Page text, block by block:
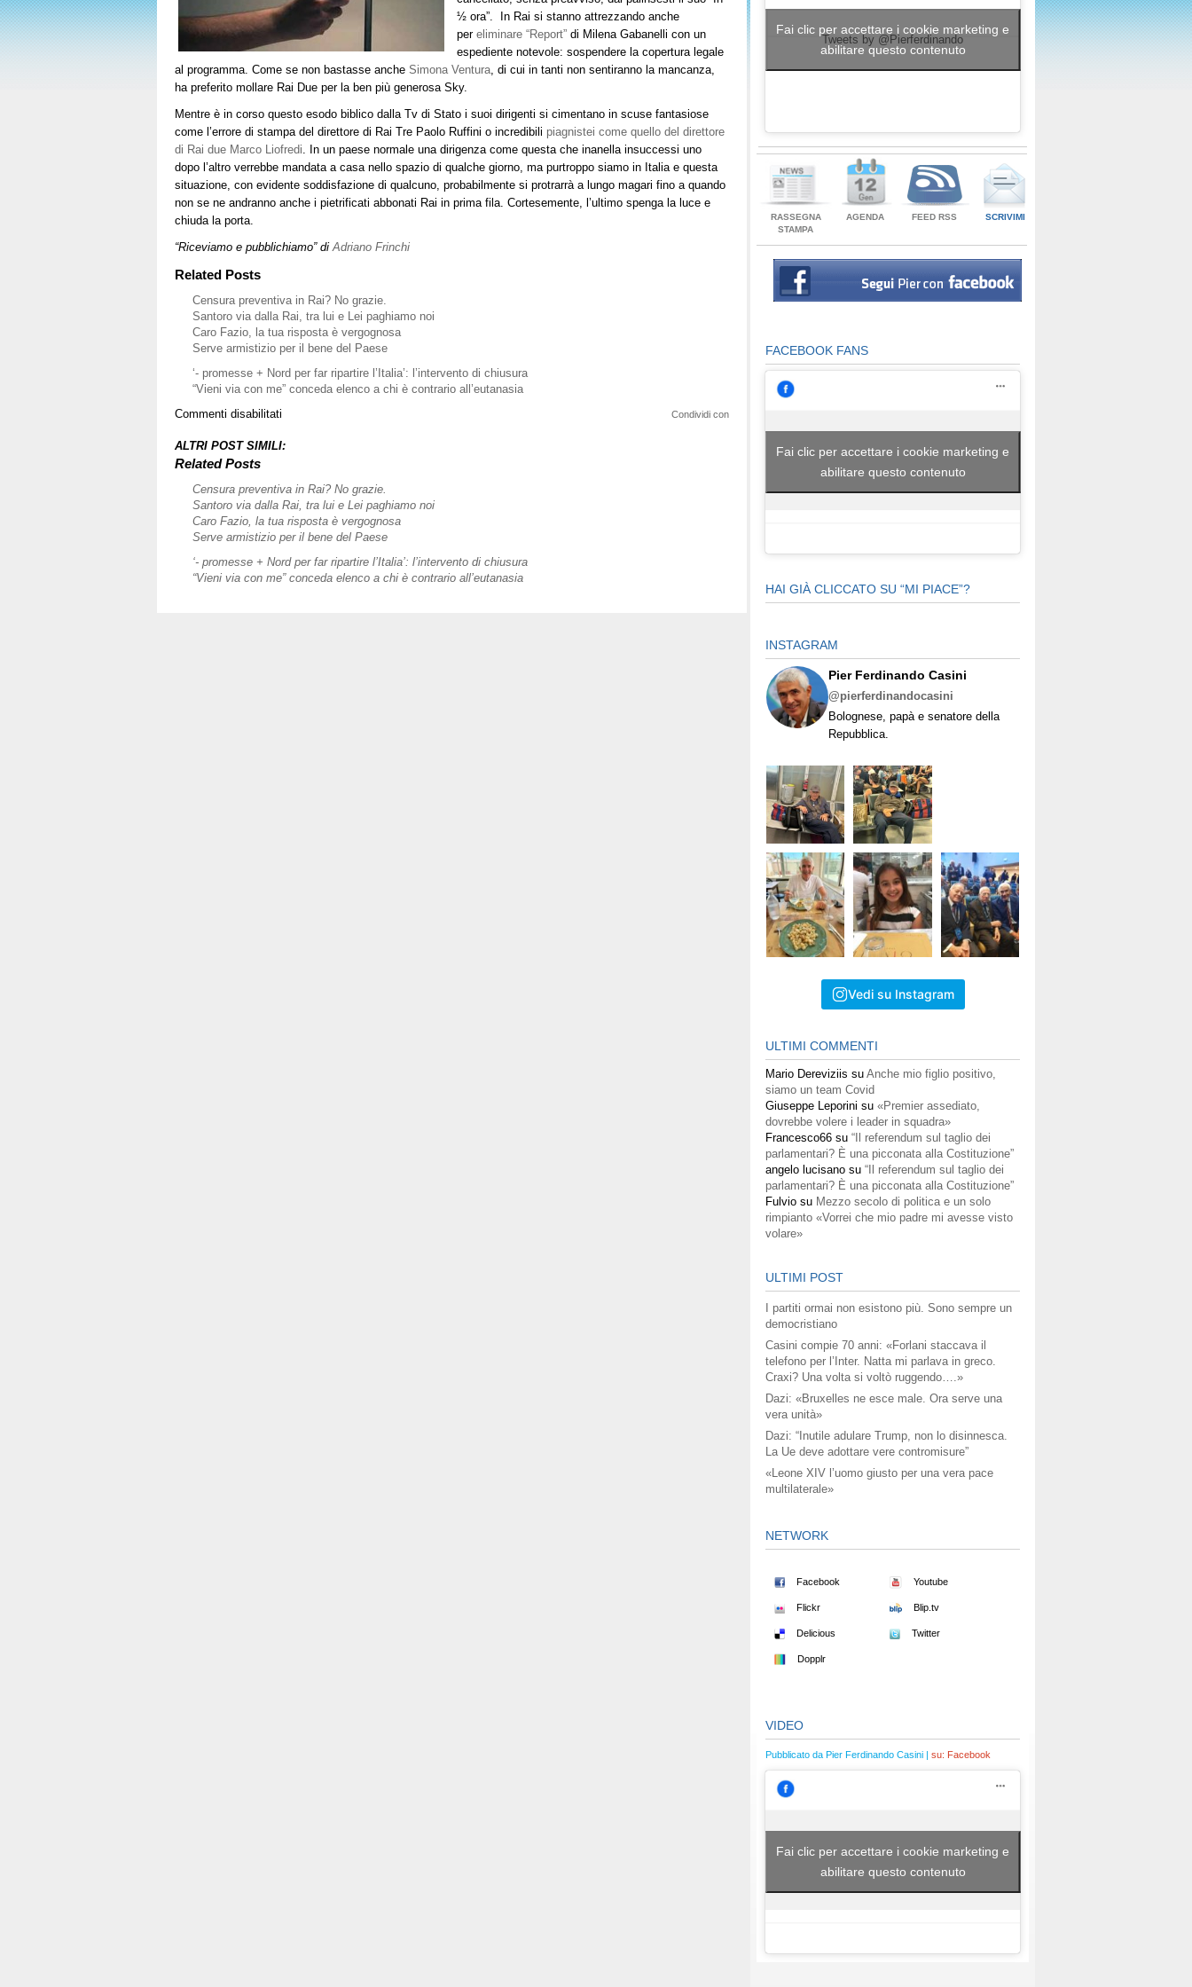
½ ora”. In Rai si stanno attrezzando anche
per eliminare “Report” di Milena Gabanelli con un
espediente notevole: sospendere la copertura legale
al programma. Come se non bastasse anche Simona Ventura, di cui in tanti non sentiranno la mancanza,
ha preferito mollare Rai Due per la ben più generosa Sky.
Mentre è in corso questo esodo biblico dalla Tv di Stato i suoi dirigenti si cimentano in scuse fantasiose
come l’errore di stampa del direttore di Rai Tre Paolo Ruffini o incredibili piagnistei come quello del direttore
di Rai due Marco Liofredi. In un paese normale una dirigenza come questa che inanella insuccessi uno
dopo l’altro verrebbe mandata a casa nello spazio di qualche giorno, ma purtroppo siamo in Italia e questa
situazione, con evidente soddisfazione di qualcuno, probabilmente si protrarrà a lungo magari fino a quando
non se ne andranno anche i pietrificati abbonati Rai in prima fila. Cortesemente, l’ultimo spenga la luce e
chiuda la porta.
“Riceviamo e pubblichiamo” diAdriano Frinchi
Related Posts
Censura preventiva in Rai? No grazie.
Santoro via dalla Rai, tra lui e Lei paghiamo noi
Caro Fazio, la tua risposta è vergognosa
Serve armistizio per il bene del Paese
‘- promesse + Nord per far ripartire l’Italia’: l’intervento di chiusura
“Vieni via con me” conceda elenco a chi è contrario all’eutanasia
Commenti disabilitati
l’ultimo
luce
e
chiuda
la
porta.
ALTRI POST SIMILI:
Related Posts
Censura preventiva in Rai? No grazie.
Santoro via dalla Rai, tra lui e Lei paghiamo noi
Caro Fazio, la tua risposta è vergognosa
Serve armistizio per il bene del Paese
‘- promesse + Nord per far ripartire l’Italia’: l’intervento di chiusura
“Vieni via con me” conceda elenco a chi è contrario all’eutanasia
Condividi con
Tweets by @Pierferdinando
Fai clic per accettare i cookie marketing e
abilitare questo contenuto
RASSEGNA
STAMPA
AGENDA FEED RSS SCRIVIMI
FACEBOOK FANS
Fai clic per accettare i cookie marketing e
abilitare questo contenuto
HAI GIÀ CLICCATO SU “MI PIACE”?
INSTAGRAM
Pier Ferdinando Casini
@pierferdinandocasini
Bolognese, papà e senatore della
Repubblica.
Vedi su Instagram
ULTIMI COMMENTI
Mario Dereviziis su Anche mio figlio positivo,
siamo un team Covid
Giuseppe Leporini su «Premier assediato,
dovrebbe volere i leader in squadra»
Francesco66 su “Il referendum sul taglio dei
parlamentari? È una picconata alla Costituzione”
angelo lucisano su “Il referendum sul taglio dei
parlamentari? È una picconata alla Costituzione”
Fulvio su Mezzo secolo di politica e un solo
rimpianto «Vorrei che mio padre mi avesse visto
volare»
ULTIMI POST
I partiti ormai non esistono più. Sono sempre un
democristiano
Casini compie 70 anni: «Forlani staccava il
telefono per l’Inter. Natta mi parlava in greco.
Craxi? Una volta si voltò ruggendo….»
Dazi: «Bruxelles ne esce male. Ora serve una
vera unità»
Dazi: “Inutile adulare Trump, non lo disinnesca.
La Ue deve adottare vere contromisure”
«Leone XIV l’uomo giusto per una vera pace
multilaterale»
NETWORK
Facebook Youtube
Flickr Blip.tv
Delicious Twitter
Dopplr
VIDEO
Pubblicato da Pier Ferdinando Casini | su: Facebook
Fai clic per accettare i cookie marketing e
abilitare questo contenuto